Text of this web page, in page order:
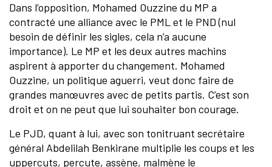
Dans l’opposition, Mohamed Ouzzine du MP a
contracté une alliance avec le PML et le PND (nul
besoin de définir les sigles, cela n’a aucune
importance). Le MP et les deux autres machins
aspirent à apporter du changement. Mohamed
Ouzzine, un politique aguerri, veut donc faire de
grandes manœuvres avec de petits partis. C’est son
droit et on ne peut que lui souhaiter bon courage.
Le PJD, quant à lui, avec son tonitruant secrétaire
général Abdelilah Benkirane multiplie les coups et les
uppercuts, percute, assène, malmène le